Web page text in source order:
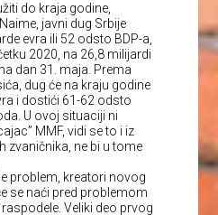
do kraja godine,
javni dug Srbije
evra ili 52 odsto BDP-a,
2020, na 26,8 milijardi
dan 31. maja. Prema
dug će na kraju godine
i dostići 61-62 odsto
U ovoj situaciji ni
MMF, vidi se to i iz
zvaničnika, ne bi u tome
problem, kreatori novog
se naći pred problemom
Veliki deo prvog